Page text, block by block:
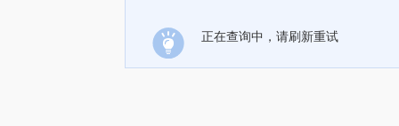
正在查询中，请刷新重试